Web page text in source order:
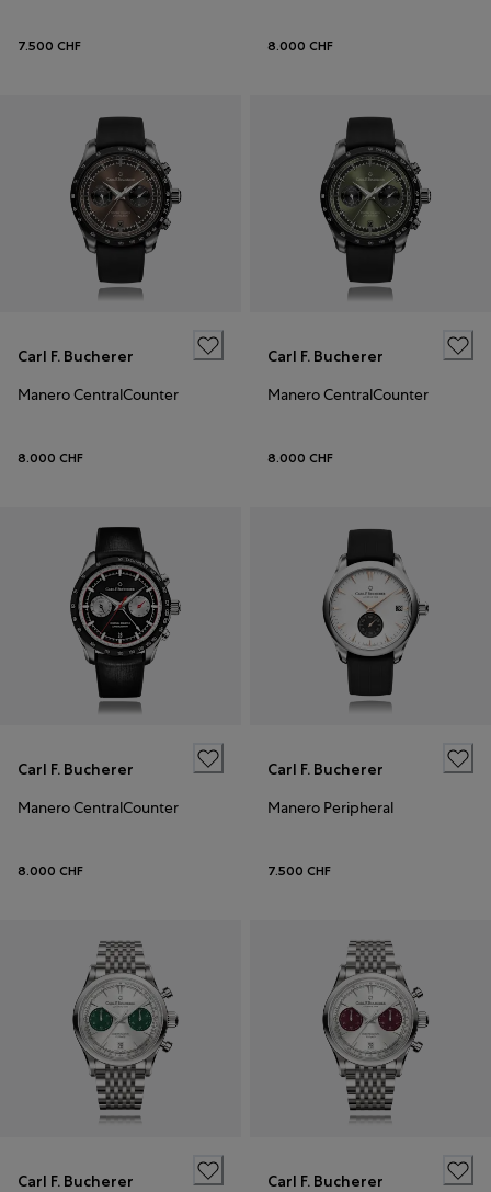
7.500 CHF 8.000 CHF
Carl F. Bucherer
Manero CentralCounter
8.000 CHF
Carl F. Bucherer
Manero CentralCounter
8.000 CHF
Carl F. Bucherer
Manero CentralCounter
8.000 CHF
Carl F. Bucherer
Manero Peripheral
7.500 CHF
Carl F. Bucherer Carl F. Bucherer